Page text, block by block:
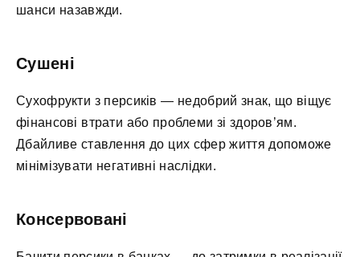
шанси назавжди.
Сушені
Сухофрукти з персиків — недобрий знак, що віщує
фінансові втрати або проблеми зі здоров’ям.
Дбайливе ставлення до цих сфер життя допоможе
мінімізувати негативні наслідки.
Консервовані